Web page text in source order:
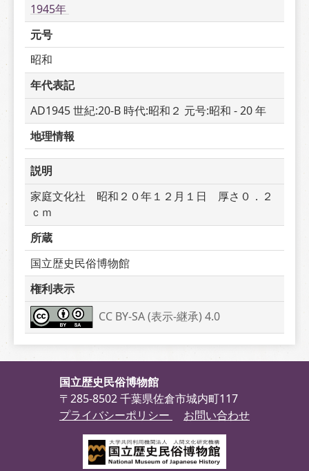
1945年
元号
昭和
年代表記
AD1945 世紀:20-B 時代:昭和２ 元号:昭和 - 20 年
地理情報
説明
家庭文化社　昭和２０年１２月１日　厚さ０．２
ｃｍ
所蔵
国立歴史民俗博物館
権利表示
CC BY-SA (表示-継承) 4.0
国立歴史民俗博物館
〒285-8502 千葉県佐倉市城内町117
プライバシーポリシー
お問い合わせ